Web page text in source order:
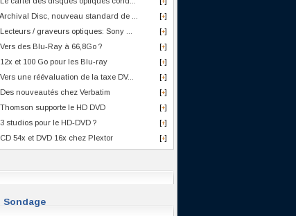
+
[+]
Archival Disc, nouveau standard de ...
[+]
/ graveurs optiques: Sony ...
[+]
des Blu-Ray à 66,8Go ?
[+]
12x et 100 Go pour les Blu-ray
[+]
une réévaluation de la taxe DV...
[+]
Des nouveautés chez Verbatim
[+]
supporte le HD DVD
[+]
studios pour le HD-DVD ?
[+]
54x et DVD 16x chez Plextor
Sondage